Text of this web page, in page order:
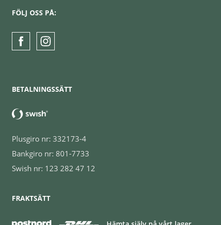
FÖLJ OSS PÅ:
BETALNINGSSÄTT
Plusgiro nr: 332173-4
Bankgiro nr: 801-7733
Swish nr: 123 282 47 12
FRAKTSÄTT